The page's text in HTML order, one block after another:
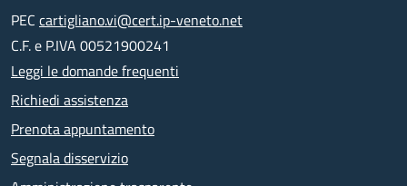
PEC cartigliano.vi@cert.ip-veneto.net
C.F. e P.IVA 00521900241
Leggi le domande frequenti
Richiedi assistenza
Prenota appuntamento
Segnala disservizio